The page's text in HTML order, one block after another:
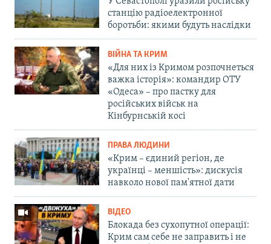
станцію радіоелектронної
боротьби: якими будуть наслідки
ВІЙНА ТА КРИМ
«Для них із Кримом розпочнеться
важка історія»: командир ОТУ
«Одеса» – про пастку для
російських військ на
Кінбурнській косі
ПРАВА ЛЮДИНИ
«Крим – єдиний регіон, де
українці – меншість»: дискусія
навколо нової пам'ятної дати
ВІДЕО
Блокада без сухопутної операції:
Крим сам себе не заправить і не